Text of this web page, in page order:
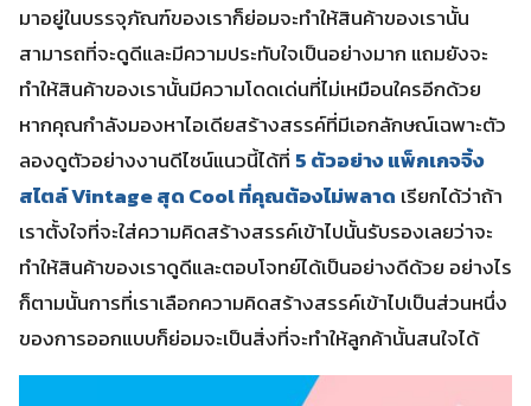
มาอยู่ในบรรจุภัณฑ์ของเราก็ย่อมจะทำให้สินค้าของเรานั้น
สามารถที่จะดูดีและมีความประทับใจเป็นอย่างมาก แถมยังจะ
ทำให้สินค้าของเรานั้นมีความโดดเด่นที่ไม่เหมือนใครอีกด้วย
หากคุณกำลังมองหาไอเดียสร้างสรรค์ที่มีเอกลักษณ์เฉพาะตัว
ลองดูตัวอย่างงานดีไซน์แนวนี้ได้ที่ 5 ตัวอย่าง แพ็กเกจจิ้ง
สไตล์ Vintage สุด Cool ที่คุณต้องไม่พลาด เรียกได้ว่าถ้า
เราตั้งใจที่จะใส่ความคิดสร้างสรรค์เข้าไปนั้นรับรองเลยว่าจะ
ทำให้สินค้าของเราดูดีและตอบโจทย์ได้เป็นอย่างดีด้วย อย่างไร
ก็ตามนั้นการที่เราเลือกความคิดสร้างสรรค์เข้าไปเป็นส่วนหนึ่ง
ของการออกแบบก็ย่อมจะเป็นสิ่งที่จะทำให้ลูกค้านั้นสนใจได้